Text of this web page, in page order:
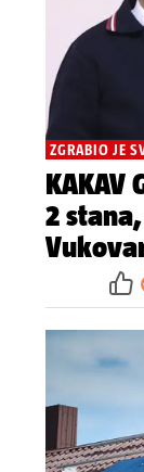
ZGRABIO JE
KAKAV
2